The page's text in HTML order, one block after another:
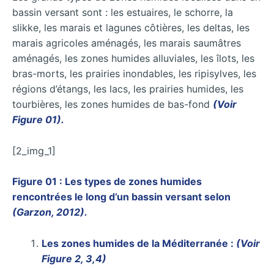
bassin versant sont : les estuaires, le schorre, la
slikke, les marais et lagunes côtières, les deltas, les
marais agricoles aménagés, les marais saumâtres
aménagés, les zones humides alluviales, les îlots, les
bras-morts, les prairies inondables, les ripisylves, les
régions d’étangs, les lacs, les prairies humides, les
tourbières, les zones humides de bas-fond (Voir
Figure 01).
[2_img_1]
Figure 01 : Les types de zones humides
rencontrées le long d’un bassin versant selon
(Garzon, 2012).
Les zones humides de la Méditerranée : (Voir
Figure 2, 3,4)